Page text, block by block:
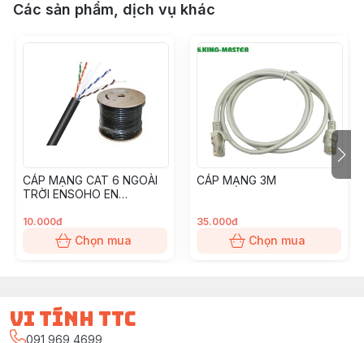
Các sản phẩm, dịch vụ khác
CÁP MẠNG CAT 6 NGOÀI
TRỜI ENSOHO EN
10.000đ
Chọn mua
CÁP MẠNG 3M
35.000đ
Chọn mua
vi tính ttc
091 969 4699